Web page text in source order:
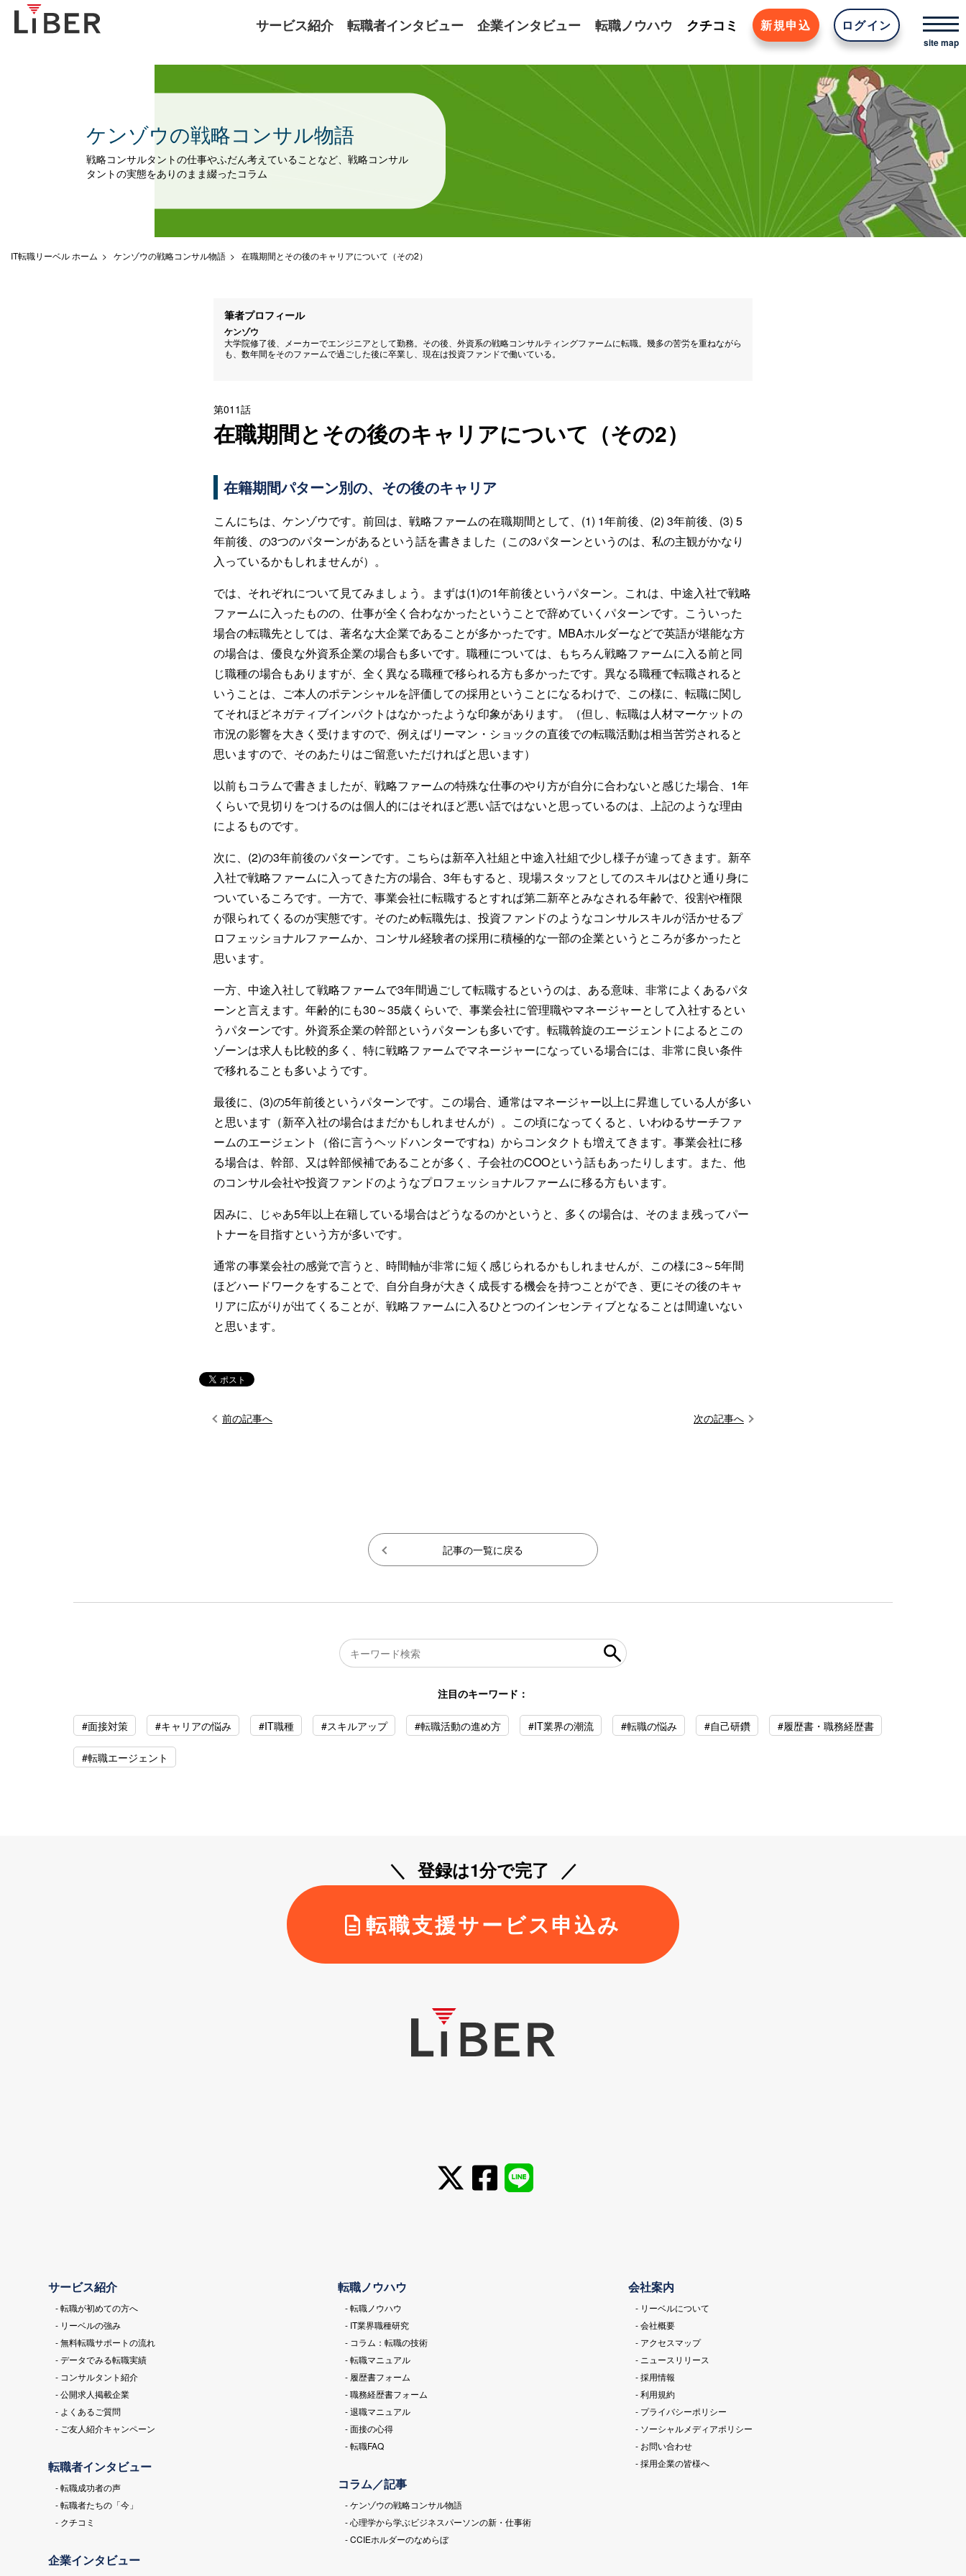
サービス紹介 転職者インタビュー 企業インタビュー 転職ノウハウ クチコミ 新規申込 ログイン
ケンゾウの戦略コンサル物語
戦略コンサルタントの仕事やふだん考えていることなど、戦略コンサル
タントの実態をありのまま綴ったコラム
IT転職リーベル ホーム ケンゾウの戦略コンサル物語 在職期間とその後のキャリアについて（その2）
筆者プロフィール
ケンゾウ
大学院修了後、メーカーでエンジニアとして勤務。その後、外資系の戦略コンサルティングファームに転職。幾多の苦労を重ねながら
も、数年間をそのファームで過ごした後に卒業し、現在は投資ファンドで働いている。
第011話
在職期間とその後のキャリアについて（その2）
在籍期間パターン別の、その後のキャリア
こんにちは、ケンゾウです。前回は、戦略ファームの在職期間として、(1) 1年前後、(2) 3年前後、(3) 5
年前後、の3つのパターンがあるという話を書きました（この3パターンというのは、私の主観がかなり
入っているかもしれませんが）。
では、それぞれについて見てみましょう。まずは(1)の1年前後というパターン。これは、中途入社で戦略
ファームに入ったものの、仕事が全く合わなかったということで辞めていくパターンです。こういった
場合の転職先としては、著名な大企業であることが多かったです。MBAホルダーなどで英語が堪能な方
の場合は、優良な外資系企業の場合も多いです。職種については、もちろん戦略ファームに入る前と同
じ職種の場合もありますが、全く異なる職種で移られる方も多かったです。異なる職種で転職されると
いうことは、ご本人のポテンシャルを評価しての採用ということになるわけで、この様に、転職に関し
てそれほどネガティブインパクトはなかったような印象があります。（但し、転職は人材マーケットの
市況の影響を大きく受けますので、例えばリーマン・ショックの直後での転職活動は相当苦労されると
思いますので、そのあたりはご留意いただければと思います）
以前もコラムで書きましたが、戦略ファームの特殊な仕事のやり方が自分に合わないと感じた場合、1年
くらいで見切りをつけるのは個人的にはそれほど悪い話ではないと思っているのは、上記のような理由
によるものです。
次に、(2)の3年前後のパターンです。こちらは新卒入社組と中途入社組で少し様子が違ってきます。新卒
入社で戦略ファームに入ってきた方の場合、3年もすると、現場スタッフとしてのスキルはひと通り身に
ついているころです。一方で、事業会社に転職するとすれば第二新卒とみなされる年齢で、役割や権限
が限られてくるのが実態です。そのため転職先は、投資ファンドのようなコンサルスキルが活かせるプ
ロフェッショナルファームか、コンサル経験者の採用に積極的な一部の企業というところが多かったと
思います。
一方、中途入社して戦略ファームで3年間過ごして転職するというのは、ある意味、非常によくあるパタ
ーンと言えます。年齢的にも30～35歳くらいで、事業会社に管理職やマネージャーとして入社するとい
うパターンです。外資系企業の幹部というパターンも多いです。転職斡旋のエージェントによるとこの
ゾーンは求人も比較的多く、特に戦略ファームでマネージャーになっている場合には、非常に良い条件
で移れることも多いようです。
最後に、(3)の5年前後というパターンです。この場合、通常はマネージャー以上に昇進している人が多い
と思います（新卒入社の場合はまだかもしれませんが）。この頃になってくると、いわゆるサーチファ
ームのエージェント（俗に言うヘッドハンターですね）からコンタクトも増えてきます。事業会社に移
る場合は、幹部、又は幹部候補であることが多く、子会社のCOOという話もあったりします。また、他
のコンサル会社や投資ファンドのようなプロフェッショナルファームに移る方もいます。
因みに、じゃあ5年以上在籍している場合はどうなるのかというと、多くの場合は、そのまま残ってパー
トナーを目指すという方が多いです。
通常の事業会社の感覚で言うと、時間軸が非常に短く感じられるかもしれませんが、この様に3～5年間
ほどハードワークをすることで、自分自身が大きく成長する機会を持つことができ、更にその後のキャ
リアに広がりが出てくることが、戦略ファームに入るひとつのインセンティブとなることは間違いない
と思います。
前の記事へ 次の記事へ
記事の一覧に戻る
注目のキーワード：
#面接対策 #キャリアの悩み #IT職種 #スキルアップ #転職活動の進め方 #IT業界の潮流 #転職の悩み #自己研鑽 #履歴書・職務経歴書
#転職エージェント
登録は1分で完了
転職支援サービス申込み
サービス紹介
- 転職が初めての方へ
- リーベルの強み
- 無料転職サポートの流れ
- データでみる転職実績
- コンサルタント紹介
- 公開求人掲載企業
- よくあるご質問
- ご友人紹介キャンペーン
転職者インタビュー
- 転職成功者の声
- 転職者たちの「今」
- クチコミ
企業インタビュー
転職ノウハウ
- 転職ノウハウ
- IT業界職種研究
- コラム：転職の技術
- 転職マニュアル
- 履歴書フォーム
- 職務経歴書フォーム
- 退職マニュアル
- 面接の心得
- 転職FAQ
コラム／記事
- ケンゾウの戦略コンサル物語
- 心理学から学ぶビジネスパーソンの新・仕事術
- CCIEホルダーのなめらぼ
会社案内
- リーベルについて
- 会社概要
- アクセスマップ
- ニュースリリース
- 採用情報
- 利用規約
- プライバシーポリシー
- ソーシャルメディアポリシー
- お問い合わせ
- 採用企業の皆様へ